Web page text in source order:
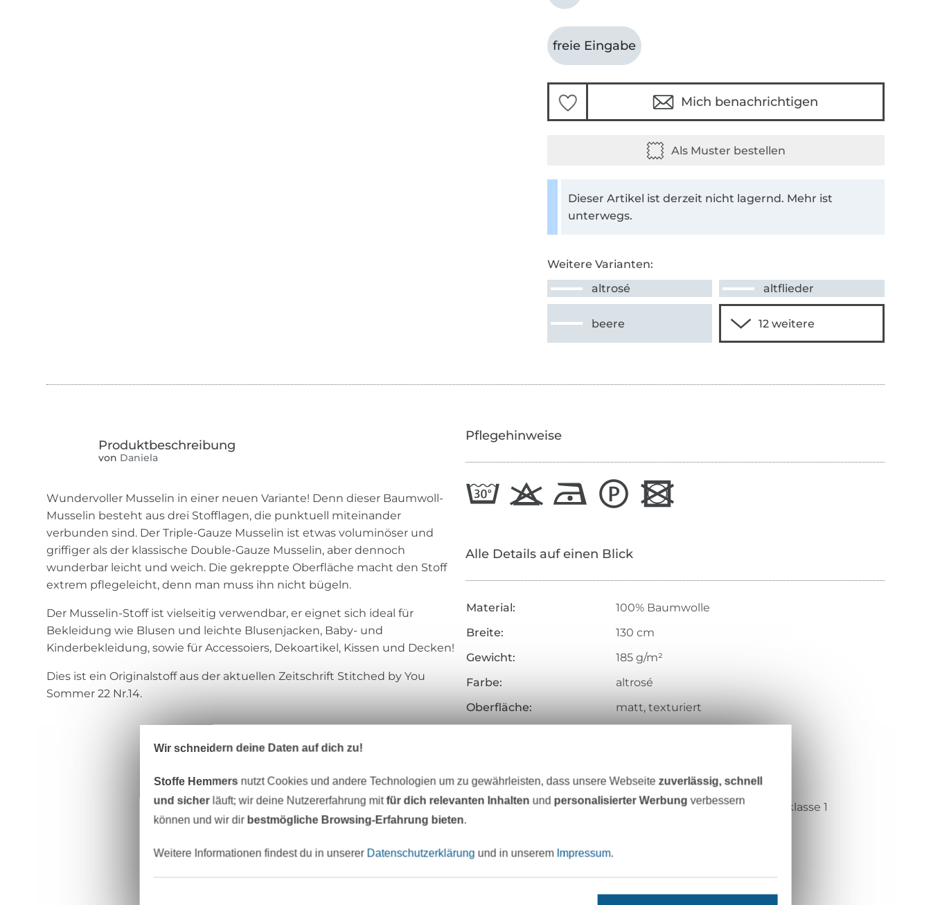
freie Eingabe
Mich benachrichtigen
Dieser Artikel ist derzeit nicht lagernd. Mehr ist
unterwegs.
Weitere Varianten:
altrosé
altflieder
beere
von Daniela
Wundervoller Musselin in einer neuen Variante! Denn dieser Baumwoll-
Musselin besteht aus drei Stofflagen, die punktuell miteinander
verbunden sind. Der Triple-Gauze Musselin ist etwas voluminöser und
griffiger als der klassische Double-Gauze Musselin, aber dennoch
wunderbar leicht und weich. Die gekreppte Oberfläche macht den Stoff
extrem pflegeleicht, denn man muss ihn nicht bügeln.
Der Musselin-Stoff ist vielseitig verwendbar, er eignet sich ideal für
Bekleidung wie Blusen und leichte Blusenjacken, Baby- und
Kinderbekleidung, sowie für Accessoiers, Dekoartikel, Kissen und Decken!
Dies ist ein Originalstoff aus der aktuellen Zeitschrift Stitched by You
Sommer 22 Nr.14.
Pflegehinweise
Alle Details auf einen Blick
Material:
100% Baumwolle
Breite:
130 cm
Gewicht:
185 g/m²
Farbe:
altrosé
Oberfläche:
matt, texturiert
Merkmale:
weich, leicht, mehrlagig
Zertifizierung:
Öko-Tex-Standard 100 Produktklasse 1
Zertifikatsnummer:
Art.Nr.:
12730-013
Wir schneidern deine Daten auf dich zu!
Stoffe Hemmers nutzt Cookies und andere Technologien um zu gewährleisten, dass unsere Webseitezuverlässig, schnell
und sicherläuft; wir deine Nutzererfahrung mitfür dich relevanten Inhalten und personalisierter Werbung verbessern
können und wir dir bestmögliche Browsing-Erfahrung bieten.
Weitere Informationen findest du in unserer Datenschutzerklärung und in unserem Impressum.